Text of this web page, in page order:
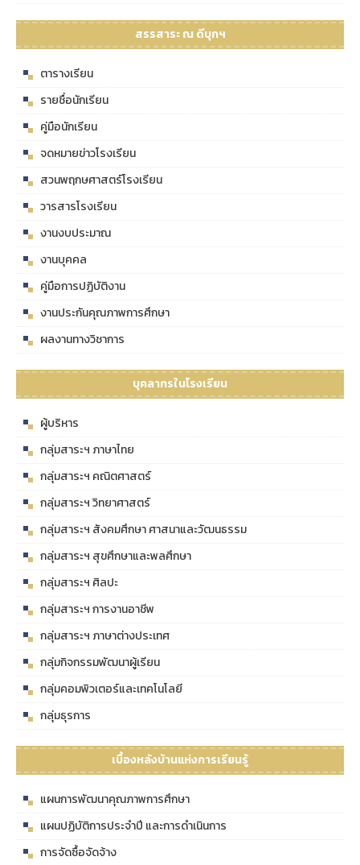
สรรสาระ ณ ดีบุกฯ
ตารางเรียน
รายชื่อนักเรียน
คู่มือนักเรียน
จดหมายข่าวโรงเรียน
สวนพฤกษศาสตร์โรงเรียน
วารสารโรงเรียน
งานงบประมาณ
งานบุคคล
คู่มือการปฏิบัติงาน
งานประกันคุณภาพการศึกษา
ผลงานทางวิชาการ
บุคลากรในโรงเรียน
ผู้บริหาร
กลุ่มสาระฯ ภาษาไทย
กลุ่มสาระฯ คณิตศาสตร์
กลุ่มสาระฯ วิทยาศาสตร์
กลุ่มสาระฯ สังคมศึกษา ศาสนาและวัฒนธรรม
กลุ่มสาระฯ สุขศึกษาและพลศึกษา
กลุ่มสาระฯ ศิลปะ
กลุ่มสาระฯ การงานอาชีพ
กลุ่มสาระฯ ภาษาต่างประเทศ
กลุ่มกิจกรรมพัฒนาผู้เรียน
กลุ่มคอมพิวเตอร์และเทคโนโลยี
กลุ่มธุรการ
เบื้องหลังบ้านแห่งการเรียนรู้
แผนการพัฒนาคุณภาพการศึกษา
แผนปฏิบัติการประจำปี และการดำเนินการ
การจัดซื้อจัดจ้าง